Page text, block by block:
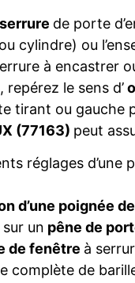
de porte
cylindre) ou
à encastrer
le sens d’
tirant ou gauche
(77163) peut
réglages d’une
d’une poignée
un pêne de
de fenêtre à
complète de